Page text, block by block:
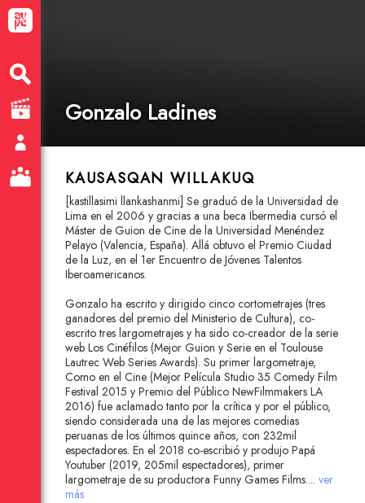
Gonzalo Ladines
KAUSASQAN WILLAKUQ
[kastillasimi llankashanmi] Se graduó de la Universidad de
Lima en el 2006 y gracias a una beca Ibermedia cursó el
Máster de Guion de Cine de la Universidad Menéndez
Pelayo (Valencia, España). Allá obtuvo el Premio Ciudad
de la Luz, en el 1er Encuentro de Jóvenes Talentos
Iberoamericanos.
Gonzalo ha escrito y dirigido cinco cortometrajes (tres
ganadores del premio del Ministerio de Cultura), co-
escrito tres largometrajes y ha sido co-creador de la serie
web Los Cinéfilos (Mejor Guion y Serie en el Toulouse
Lautrec Web Series Awards). Su primer largometraje,
Como en el Cine (Mejor Película Studio 35 Comedy Film
Festival 2015 y Premio del Público NewFilmmakers LA
2016) fue aclamado tanto por la crítica y por el público,
siendo considerada una de las mejores comedias
peruanas de los últimos quince años, con 232mil
espectadores. En el 2018 co-escribió y produjo Papá
Youtuber (2019, 205mil espectadores), primer
largometraje de su productora Funny Games Films.... ver
más